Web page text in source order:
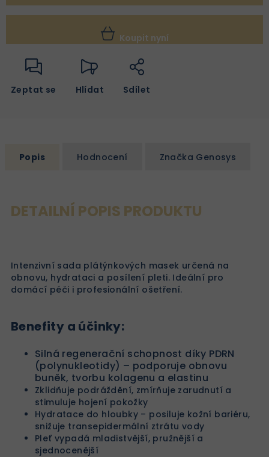
Koupit nyní
Zeptat se Hlídat Sdílet
Popis Hodnocení Značka Genosys
DETAILNÍ POPIS PRODUKTU
Intenzivní sada plátýnkových masek určená na
obnovu, hydrataci a posílení pleti. Ideální pro
domácí péči i profesionální ošetření.
Benefity a účinky:
Silná regenerační schopnost díky PDRN
(polynukleotidy) – podporuje obnovu
buněk, tvorbu kolagenu a elastinu
Zklidňuje podráždění, zmírňuje zarudnutí a
stimuluje hojení pokožky
Hydratace do hloubky – posiluje kožní bariéru,
snižuje transepidermální ztrátu vody
Pleť vypadá mladistvější, pružnější a
sjednocenější